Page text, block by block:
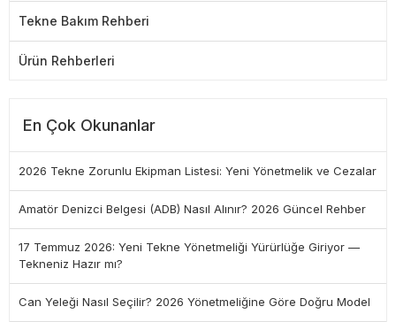
Tekne Bakım Rehberi
Ürün Rehberleri
En Çok Okunanlar
2026 Tekne Zorunlu Ekipman Listesi: Yeni Yönetmelik ve Cezalar
Amatör Denizci Belgesi (ADB) Nasıl Alınır? 2026 Güncel Rehber
17 Temmuz 2026: Yeni Tekne Yönetmeliği Yürürlüğe Giriyor —
Tekneniz Hazır mı?
Can Yeleği Nasıl Seçilir? 2026 Yönetmeliğine Göre Doğru Model